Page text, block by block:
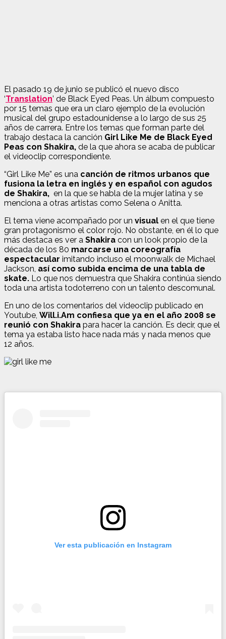
El pasado 19 de junio se publicó el nuevo disco
‘Translation’ de Black Eyed Peas. Un álbum compuesto
por 15 temas que era un claro ejemplo de la evolución
musical del grupo estadounidense a lo largo de sus 25
años de carrera. Entre los temas que forman parte del
trabajo destaca la canción Girl Like Me de Black Eyed
Peas con Shakira, de la que ahora se acaba de publicar
el videoclip correspondiente.
“Girl Like Me” es una canción de ritmos urbanos que
fusiona la letra en inglés y en español con agudos
de Shakira, en la que se habla de la mujer latina y se
menciona a otras artistas como Selena o Anitta.
El tema viene acompañado por un visual en el que tiene
gran protagonismo el color rojo. No obstante, en él lo que
más destaca es ver a Shakira con un look propio de la
década de los 80 marcarse una coreografía
espectacular imitando incluso el moonwalk de Michael
Jackson, así como subida encima de una tabla de
skate. Lo que nos demuestra que Shakira continúa siendo
toda una artista todoterreno con un talento descomunal.
En uno de los comentarios del videoclip publicado en
Youtube, Will.i.Am confiesa que ya en el año 2008 se
reunió con Shakira para hacer la canción. Es decir, que el
tema ya estaba listo hace nada más y nada menos que
12 años.
Ver esta publicación en Instagram